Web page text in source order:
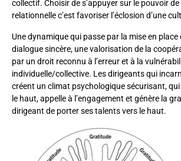
collectif. Choisir de s’appuyer sur le pouvoir de
relationnelle c’est favoriser l’éclosion d’une
Une dynamique qui passe par la mise en
dialogue sincère, une valorisation de la
par un droit reconnu à l’erreur et à la
individuelle/collective. Les dirigeants qui
créent un climat psychologique sécurisant,
le haut, appelle à l’engagement et génère la
dirigeant de porter ses talents vers le haut.